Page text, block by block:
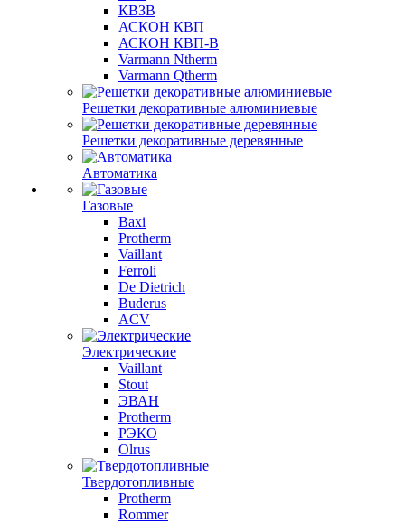
КВЗВ
АСКОН КВП
АСКОН КВП-В
Varmann Ntherm
Varmann Qtherm
Решетки декоративные алюминиевые
Решетки декоративные деревянные
Автоматика
Газовые
Baxi
Protherm
Vaillant
Ferroli
De Dietrich
Buderus
ACV
Электрические
Vaillant
Stout
ЭВАН
Protherm
РЭКО
Olrus
Твердотопливные
Protherm
Rommer